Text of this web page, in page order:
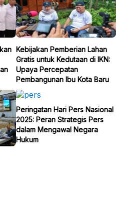
Kebijakan Pemberian Lahan
Gratis untuk Kedutaan di IKN:
Upaya Percepatan
Pembangunan Ibu Kota Baru
Peringatan Hari Pers Nasional
2025: Peran Strategis Pers
dalam Mengawal Negara
Hukum